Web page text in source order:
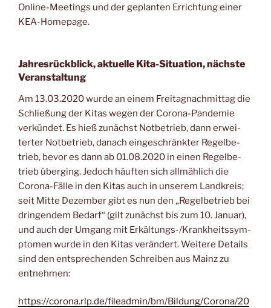
Online-Mee­tings und der geplan­ten Errich­tung einer
KEA-Homepage.
Jahresrückblick, aktuelle Kita-Situation, nächste
Veranstaltung
Am 13.03.2020 wur­de an einem Frei­tag­nach­mit­tag die
Schlie­ßung der Kitas wegen der Coro­na-Pan­de­mie
ver­kün­det. Es hieß zunächst Not­be­trieb, dann erwei­
ter­ter Not­be­trieb, danach ein­ge­schränk­ter Regel­be­
trieb, bevor es dann ab 01.08.2020 in einen Regel­be­
trieb über­ging. Jedoch häuf­ten sich all­mäh­lich die
Coro­na-Fäl­le in den Kitas auch in unse­rem Land­kreis;
seit Mit­te Dezem­ber gibt es nun den „Regel­be­trieb bei
drin­gen­dem Bedarf“ (gilt zunächst bis zum 10. Janu­ar),
und auch der Umgang mit Erkäl­tungs-/Krank­heits­sym­
pto­men wur­de in den Kitas ver­än­dert. Wei­te­re Details
sind den ent­spre­chen­den Schrei­ben aus Mainz zu
entnehmen:
https://corona.rlp.de/fileadmin/bm/Bildung/Corona/20